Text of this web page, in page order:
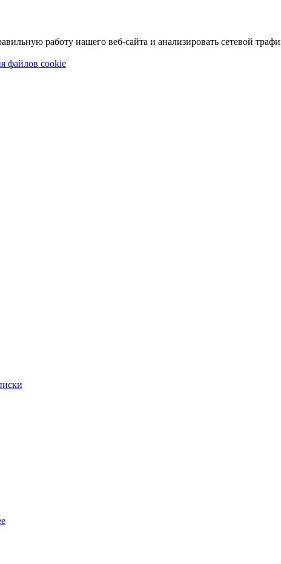
работу нашего веб-сайта и анализировать сетевой
файлов cookie